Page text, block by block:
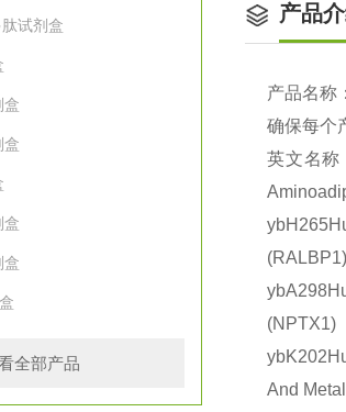
试剂盒
盒
盒
盒
盒
全部产品
产品
产品名称：
确保每个
英文名称
(NPTX1)
And